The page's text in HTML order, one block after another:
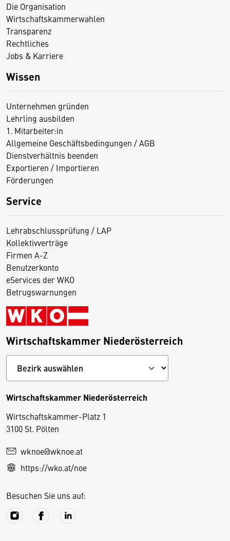
Die Organisation
Wirtschaftskammerwahlen
Transparenz
Rechtliches
Jobs & Karriere
Wissen
Unternehmen gründen
Lehrling ausbilden
1. Mitarbeiter:in
Allgemeine Geschäftsbedingungen / AGB
Dienstverhältnis beenden
Exportieren / Importieren
Förderungen
Service
Lehrabschlussprüfung / LAP
Kollektivverträge
Firmen A-Z
Benutzerkonto
eServices der WKO
Betrugswarnungen
Wirtschaftskammer Niederösterreich
Wirtschaftskammer Niederösterreich
Wirtschaftskammer-Platz 1
3100 St. Pölten
wknoe@wknoe.at
https://wko.at/noe
Besuchen Sie uns auf:
D
e
s
S
e